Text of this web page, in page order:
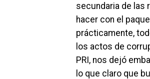
secundaria de las
hacer con el
prácticamente,
los actos de
PRI, nos dejó
lo que claro que